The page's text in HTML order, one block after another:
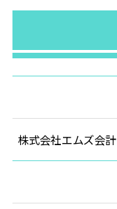
株式会社エムズ会計